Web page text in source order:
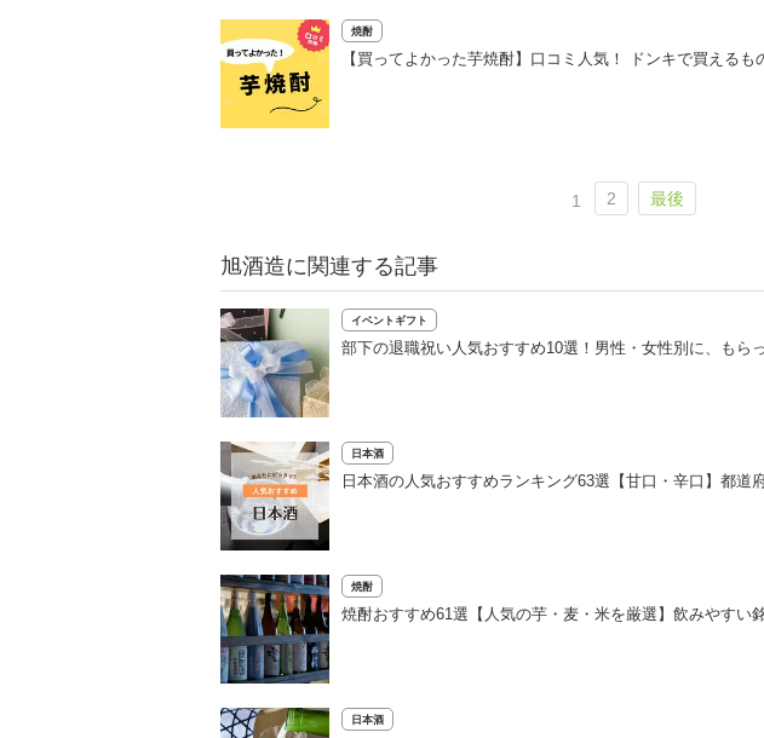
焼酎
【買ってよかった芋焼酎】口コミ人気！ ドンキで買えるも
1 2 最後
旭酒造に関連する記事
イベントギフト
部下の退職祝い人気おすすめ10選！男性・女性別に、もら
日本酒
日本酒の人気おすすめランキング63選【甘口・辛口】都道
焼酎
焼酎おすすめ61選【人気の芋・麦・米を厳選】飲みやすい
日本酒